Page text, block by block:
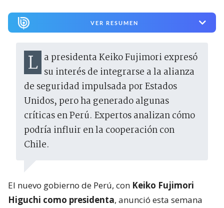
VER RESUMEN
La presidenta Keiko Fujimori expresó su interés de integrarse a la alianza
de seguridad impulsada por Estados
Unidos, pero ha generado algunas
críticas en Perú. Expertos analizan cómo
podría influir en la cooperación con
Chile.
El nuevo gobierno de Perú, con Keiko Fujimori
Higuchi como presidenta, anunció esta semana